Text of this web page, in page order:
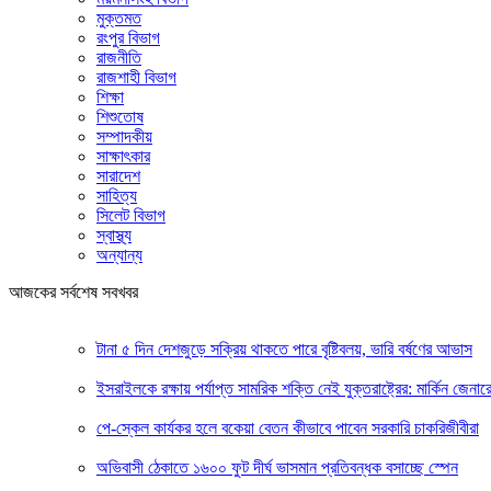
মুক্তমত
রংপুর বিভাগ
রাজনীতি
রাজশাহী বিভাগ
শিক্ষা
শিশুতোষ
সম্পাদকীয়
সাক্ষাৎকার
সারাদেশ
সাহিত্য
সিলেট বিভাগ
স্বাস্থ্য
অন্যান্য
আজকের সর্বশেষ সবখবর
টানা ৫ দিন দেশজুড়ে সক্রিয় থাকতে পারে বৃষ্টিবলয়, ভারি বর্ষণের আভাস
ইসরাইলকে রক্ষায় পর্যাপ্ত সামরিক শক্তি নেই যুক্তরাষ্ট্রের: মার্কিন
পে-স্কেল কার্যকর হলে বকেয়া বেতন কীভাবে পাবেন সরকারি চাকরিজীবীরা
অভিবাসী ঠেকাতে ১৬০০ ফুট দীর্ঘ ভাসমান প্রতিবন্ধক বসাচ্ছে স্পেন